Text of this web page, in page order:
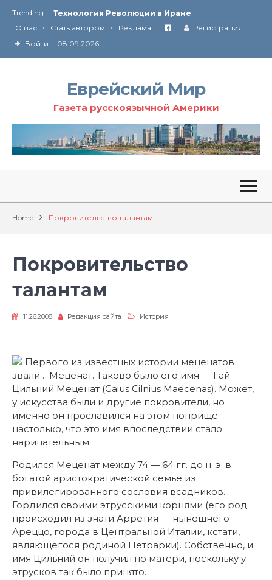
Trending :
От Ирана до Ливана и Газы
О нас • Стать автором • Реклама
Регистрация
Войти
08.09.2026
Еврейский Мир
Газета русскоязычной Америки
Home Покровительство талантам
Покровительство
талантам
11.26.2008 Редакция сайта История
Первого из известных истории меценатов
звали… Меценат. Таково было его имя — Гай
Цильний Меценат (Gaius Cilnius Maecenas). Может,
у искусства были и другие покровители, но
именно он прославился на этом поприще
настолько, что это имя впоследствии стало
нарицательным.
Родился Меценат между 74 — 64 гг. до н. э. в
богатой аристократической семье из
привилегированного сословия всадников.
Гордился своими этрусскими корнями (его род
происходил из знати Арретия — нынешнего
Ареццо, города в Центральной Италии, кстати,
являющегося родиной Петрарки). Собственно, и
имя Цильний он получил по матери, поскольку у
этрусков так было принято.